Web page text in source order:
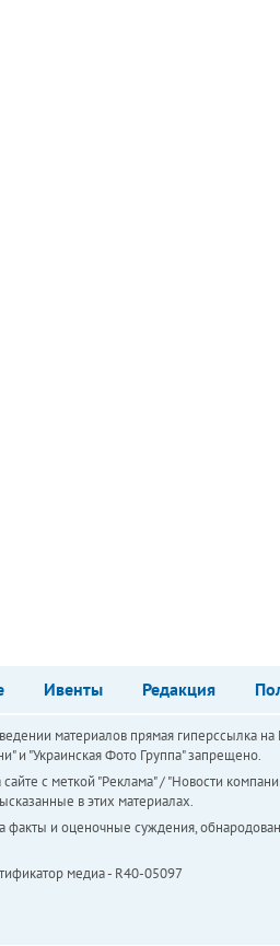
Ивенты Редакция
материалов прямая гиперссылка
и "Украинская Фото Группа" запрещено.
с меткой "Реклама" / "Новости
в этих материалах.
факты и оценочные суждения,
медиа - R40-05097